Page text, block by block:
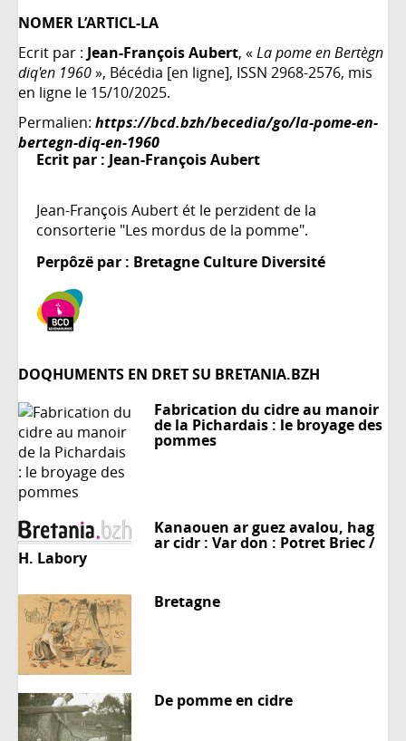
NOMER L’ARTICL-LA
Ecrit par : Jean-François Aubert, «La pome en Bertègn
diq'en 1960», Bécédia [en ligne], ISSN 2968-2576, mis
en ligne le 15/10/2025.
Permalien: https://bcd.bzh/becedia/go/la-pome-en-
bertegn-diq-en-1960
Ecrit par : Jean-François Aubert
Jean-François Aubert ét le perzident de la
consorterie "Les mordus de la pomme".
Perpôzë par : Bretagne Culture Diversité
DOQHUMENTS EN DRET SU BRETANIA.BZH
Fabrication du cidre au manoir
de la Pichardais : le broyage des
pommes
Kanaouen ar guez avalou, hag
ar cidr : Var don : Potret Briec /
H. Labory
Bretagne
De pomme en cidre